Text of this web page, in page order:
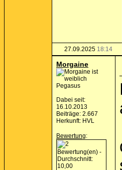
27.09.2025 18:14
Morgaine
Pegasus
Dabei seit:
16.10.2013
Beiträge: 2.667
Herkunft: HVL
Bewertung: